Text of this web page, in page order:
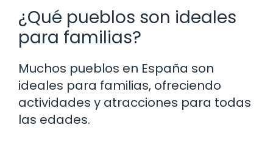
¿Qué pueblos son ideales
para familias?
Muchos pueblos en España son
ideales para familias, ofreciendo
actividades y atracciones para todas
las edades.